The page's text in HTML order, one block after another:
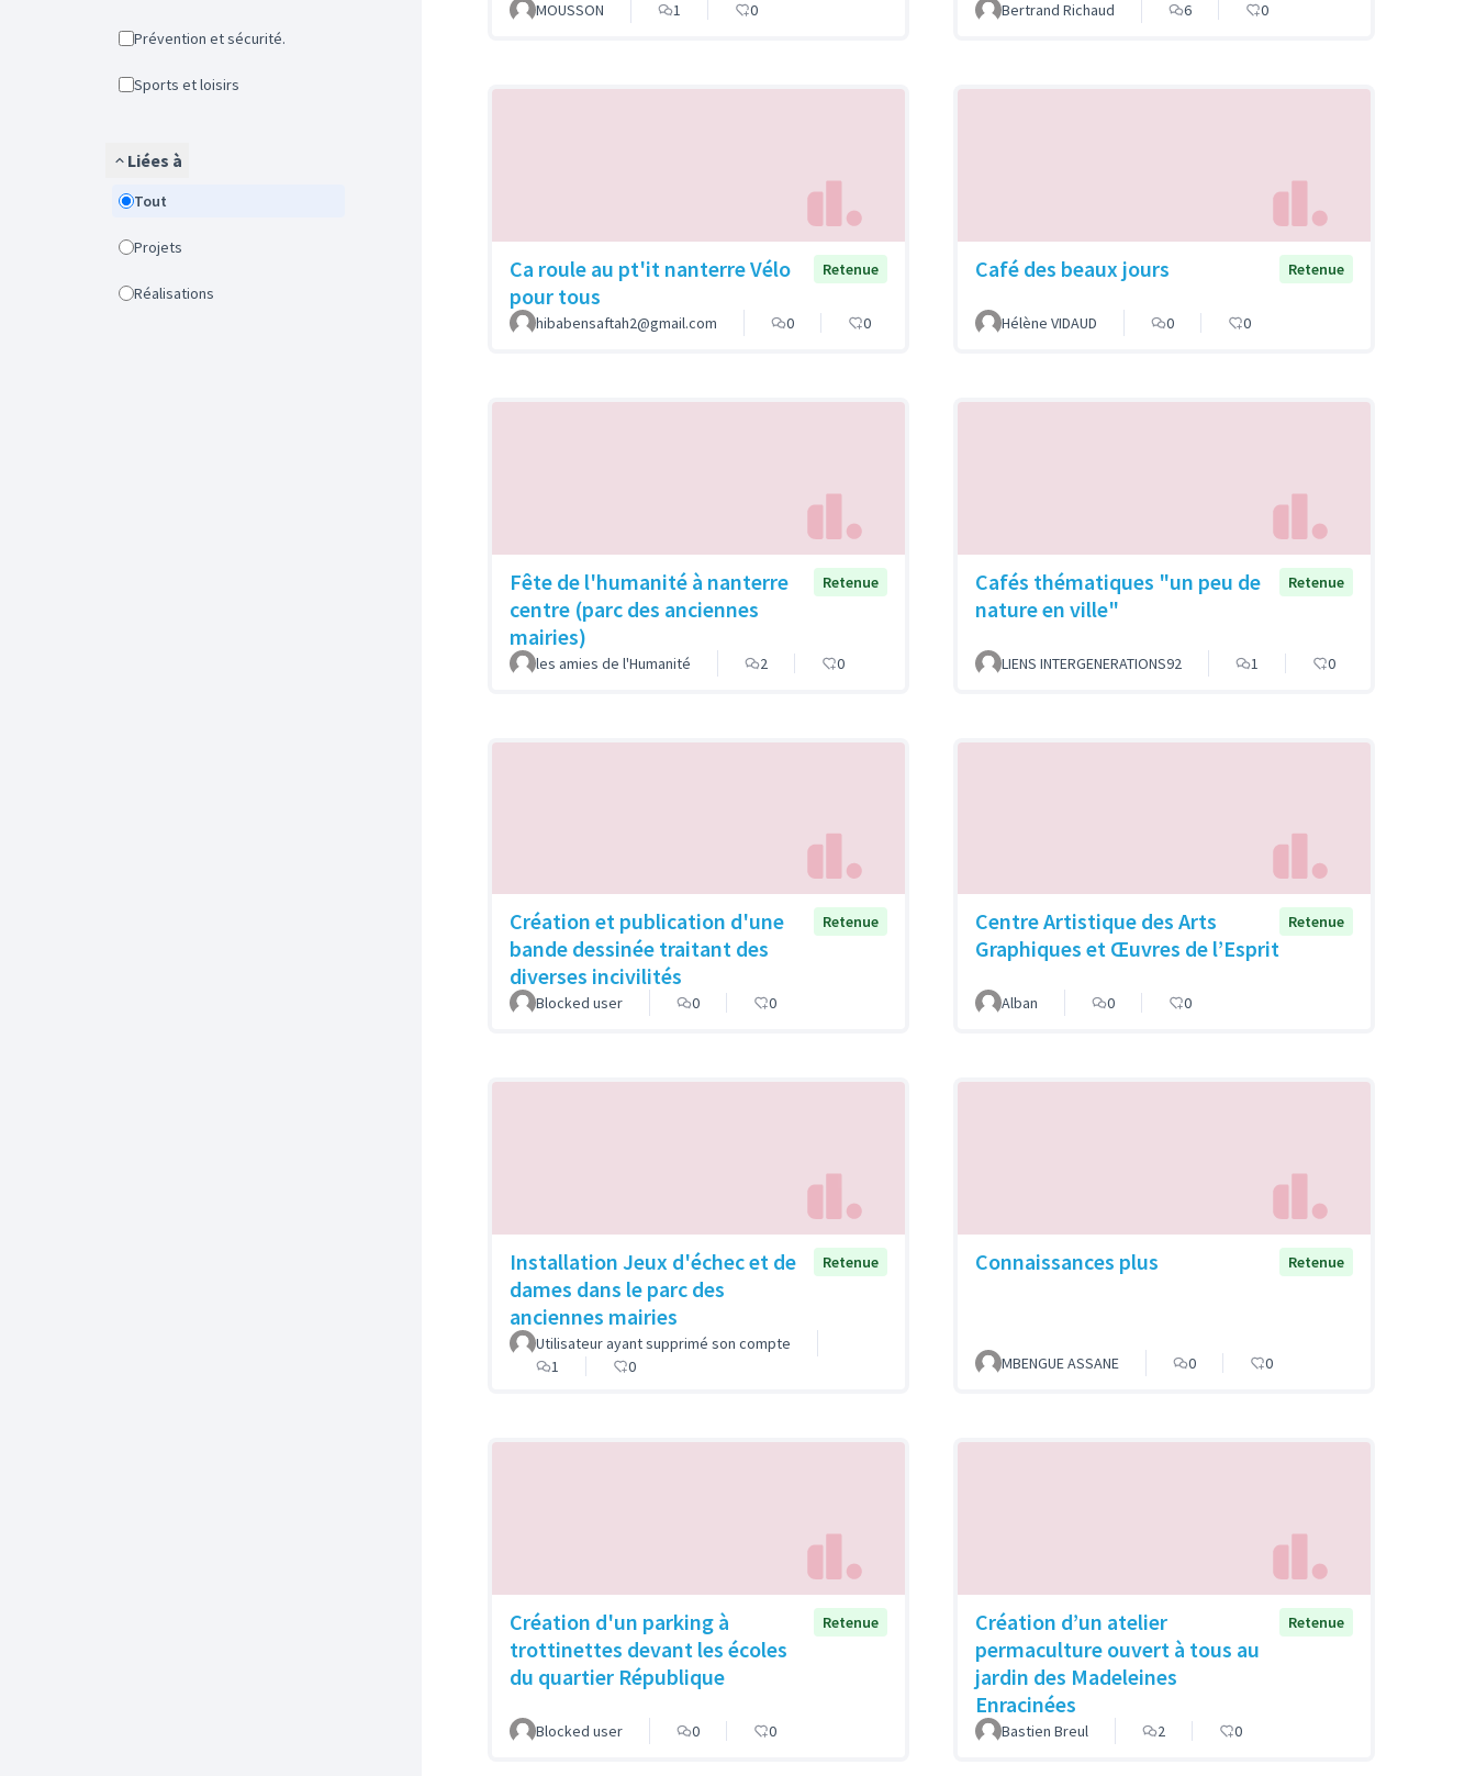
Prévention et sécurité.
Sports et loisirs
Liées à
Tout
Projets
Réalisations
MOUSSON 1 0
Bertrand Richaud
6 0
Ca roule au pt'it nanterre Vélo
pour tous
Retenue
hibabensaftah2@gmail.com 0 0
Café des beaux jours Retenue
Hélène VIDAUD 0 0
Fête de l'humanité à nanterre
centre (parc des anciennes
mairies)
Retenue
les amies de l'Humanité 2 0
Cafés thématiques "un peu de
nature en ville"
Retenue
LIENS INTERGENERATIONS92 1 0
Création et publication d'une
bande dessinée traitant des
diverses incivilités
Retenue
Blocked user 0 0
Centre Artistique des Arts
Graphiques et Œuvres de l’Esprit
Retenue
Alban 0 0
Installation Jeux d'échec et de
dames dans le parc des
anciennes mairies
Retenue
Utilisateur ayant supprimé son compte
1
0
Connaissances plus Retenue
MBENGUE ASSANE 0 0
Création d'un parking à
trottinettes devant les écoles
du quartier République
Retenue
Blocked user 0 0
Création d’un atelier
permaculture ouvert à tous au
jardin des Madeleines
Enracinées
Retenue
Bastien Breul 2 0